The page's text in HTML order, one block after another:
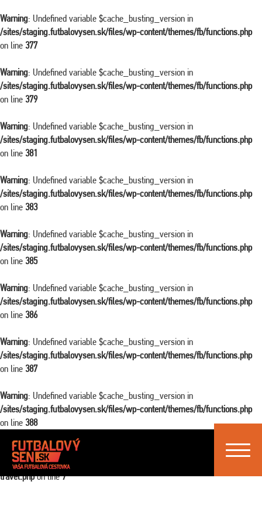
Warning: Undefined variable $cache_busting_version in
/sites/staging.futbalovysen.sk/files/wp-content/themes/fb/functions.php
on line 377
Warning: Undefined variable $cache_busting_version in
/sites/staging.futbalovysen.sk/files/wp-content/themes/fb/functions.php
on line 379
Warning: Undefined variable $cache_busting_version in
/sites/staging.futbalovysen.sk/files/wp-content/themes/fb/functions.php
on line 381
Warning: Undefined variable $cache_busting_version in
/sites/staging.futbalovysen.sk/files/wp-content/themes/fb/functions.php
on line 383
Warning: Undefined variable $cache_busting_version in
/sites/staging.futbalovysen.sk/files/wp-content/themes/fb/functions.php
on line 385
Warning: Undefined variable $cache_busting_version in
/sites/staging.futbalovysen.sk/files/wp-content/themes/fb/functions.php
on line 386
Warning: Undefined variable $cache_busting_version in
/sites/staging.futbalovysen.sk/files/wp-content/themes/fb/functions.php
on line 387
Warning: Undefined variable $cache_busting_version in
/sites/staging.futbalovysen.sk/files/wp-content/themes/fb/functions.php
on line 388
Toggle
Warning: Attempt to read property "ID" on false in
/sites/staging.futbalovysen.sk/files/wp-content/themes/fb/single-
travel.phpon line7